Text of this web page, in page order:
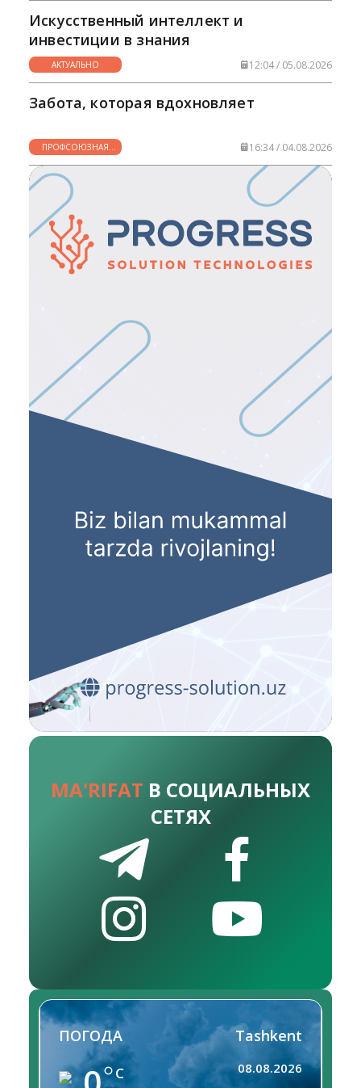
Искусственный интеллект и
инвестиции в знания
АКТУАЛЬНО 12:04 / 05.08.2026
Забота, которая вдохновляет
ПРОФСОЮЗНАЯ
ЖИЗНЬ
16:34 / 04.08.2026
MA'RIFAT В СОЦИАЛЬНЫХ
СЕТЯХ
ПОГОДА
C
Tashkent
08.08.2026